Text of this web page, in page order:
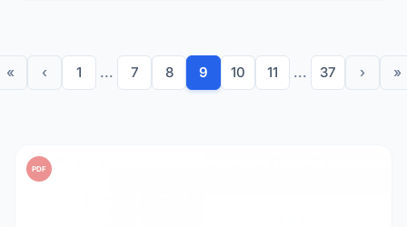
« ‹ 1 ... 7 8 9 10 11 ... 37 › »
PDF